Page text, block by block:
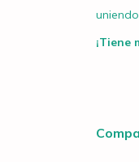
¡Tiene